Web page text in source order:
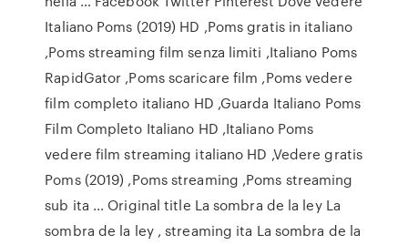
Italiano Poms (2019) HD ,Poms gratis in italiano
,Poms streaming film senza limiti ,Italiano Poms
RapidGator ,Poms scaricare film ,Poms vedere
film completo italiano HD ,Guarda Italiano Poms
Film Completo Italiano HD ,Italiano Poms
vedere film streaming italiano HD ,Vedere gratis
Poms (2019) ,Poms streaming ,Poms streaming
sub ita … Original title La sombra de la ley La
sombra de la ley , streaming ita La sombra de la